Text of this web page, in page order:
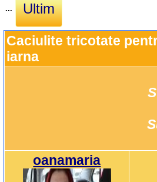
... Ultim
Caciulite tricotate
iarna
oanamaria